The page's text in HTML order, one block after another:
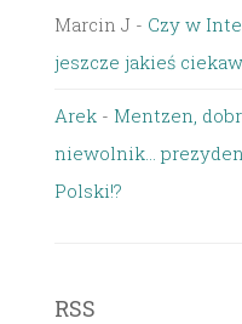
Marcin J - Czy w
jeszcze jakieś
Arek - Mentzen,
niewolnik…
Polski!?
RSS